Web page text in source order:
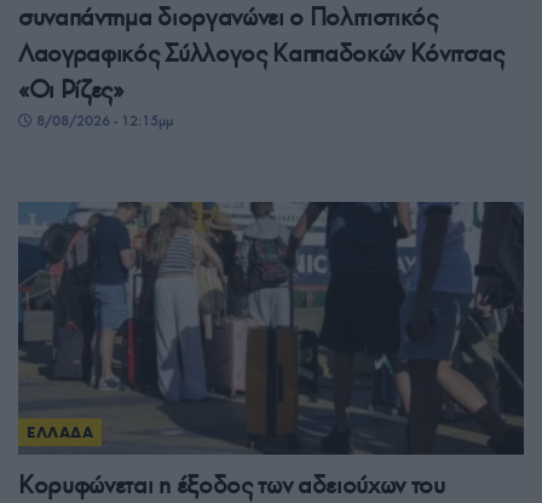
συναπάντημα διοργανώνει ο Πολιτιστικός
Λαογραφικός Σύλλογος Καππαδοκών Κόνιτσας
«Οι Ρίζες»
8/08/2026 - 12:15μμ
ΕΛΛΑΔΑ
Κορυφώνεται η έξοδος των αδειούχων του